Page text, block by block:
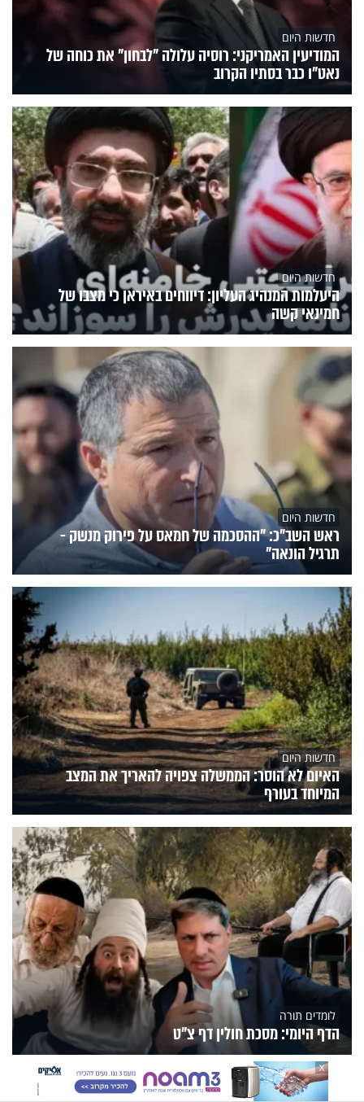
חדשות היום
המודיעין האמריקני: רוסיה עלולה "לבחון" את כוחה של
נאט"ו כבר בסתיו הקרוב
חדשות היום
היעלמות המנהיג העליון: דיווחים באיראן כי מצבו של
חמינאי קשה
חדשות היום
ראש השב"כ: "ההסכמה של חמאס על פירוק מנשק -
תרגיל הונאה"
חדשות היום
האיום לא הוסר: הממשלה צפויה להאריך את המצב
המיוחד בעורף
לומדים תורה
הדף היומי: מסכת חולין דף צ"ט
הנצפיםפעילות הידברותתוכניות הערוץ X